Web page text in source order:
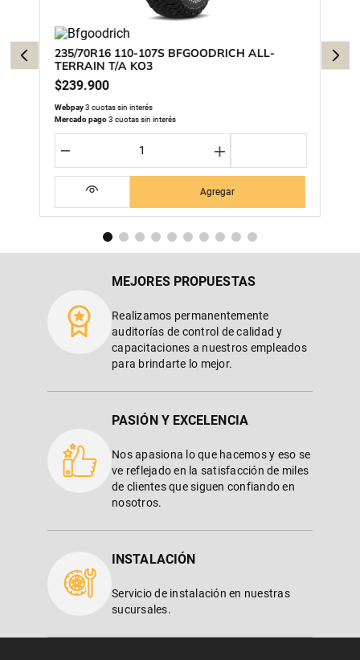
235/70R16 110-107S BFGOODRICH ALL-
TERRAIN T/A KO3
$239.900
Webpay3 cuotas sin interés
Mercado pago3 cuotas sin interés
＋
－
Agregar
MEJORES PROPUESTAS
Realizamos permanentemente
auditorías de control de calidad y
capacitaciones a nuestros empleados
para brindarte lo mejor.
PASIÓN Y EXCELENCIA
Nos apasiona lo que hacemos y eso se
ve reflejado en la satisfacción de miles
de clientes que siguen confiando en
nosotros.
INSTALACIÓN
Servicio de instalación en nuestras
sucursales.